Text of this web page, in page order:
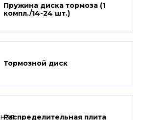
Пружина диска тормоза (1
компл./14-24 шт.)
Тормозной диск
Распределительная плита